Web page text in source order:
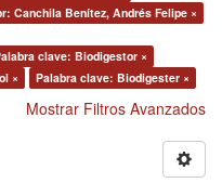
Canchila Benítez, Andrés Felipe ×
clave: Biodigestor ×
× Palabra clave: Biodigester ×
Mostrar Filtros Avanzados